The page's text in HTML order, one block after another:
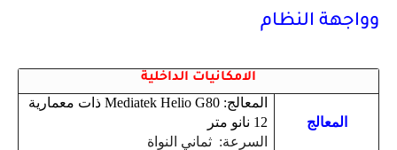
وواجهة النظام
الامكانيات الداخلية
المعالج
المعالج: Mediatek Helio G80 ذات معمارية
12 نانو متر
السرعة: ثماني النواة